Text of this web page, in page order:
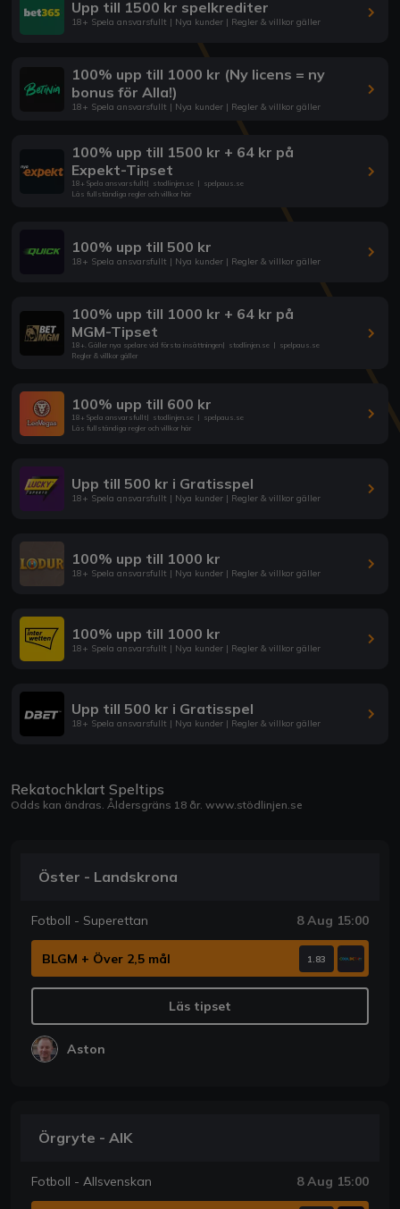
Upp till 1500 kr spelkrediter
18+ Spela ansvarsfullt | Nya kunder | Regler & villkor gäller
100% upp till 1000 kr (Ny licens = ny
bonus för Alla!)
18+ Spela ansvarsfullt | Nya kunder | Regler & villkor gäller
100% upp till 1500 kr + 64 kr på
Expekt-Tipset
18+ Spela ansvarsfullt| stodlinjen.se | spelpaus.se
Läs fullständiga regler och villkor här
100% upp till 500 kr
18+ Spela ansvarsfullt | Nya kunder | Regler & villkor gäller
100% upp till 1000 kr + 64 kr på
MGM-Tipset
18+. Gäller nya spelare vid första insättningen| stodlinjen.se | spelpaus.se
Regler & villkor gäller
100% upp till 600 kr
18+ Spela ansvarsfullt| stodlinjen.se | spelpaus.se
Läs fullständiga regler och villkor här
Upp till 500 kr i Gratisspel
18+ Spela ansvarsfullt | Nya kunder | Regler & villkor gäller
100% upp till 1000 kr
18+ Spela ansvarsfullt | Nya kunder | Regler & villkor gäller
100% upp till 1000 kr
18+ Spela ansvarsfullt | Nya kunder | Regler & villkor gäller
Upp till 500 kr i Gratisspel
18+ Spela ansvarsfullt | Nya kunder | Regler & villkor gäller
Rekatochklart Speltips
Odds kan ändras. Åldersgräns 18 år. www.stödlinjen.se
Öster - Landskrona
Fotboll - Superettan 8 Aug 15:00
BLGM + Över 2,5 mål 1.83
Läs tipset
Aston
Örgryte - AIK
Fotboll - Allsvenskan 8 Aug 15:00